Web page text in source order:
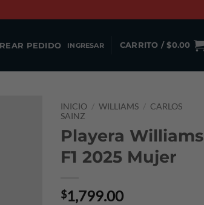
PEDIDO INGRESAR CARRITO /$0.00
INICIO / WILLIAMS / CARLOS
SAINZ
Playera Williams
F1 2025 Mujer
$1,799.00